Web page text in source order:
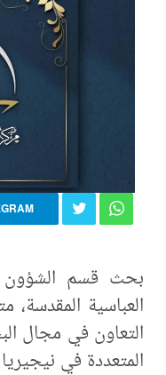
بحث قسم الشؤون
العباسية المقدسة،
التعاون في مجال
المتعددة في